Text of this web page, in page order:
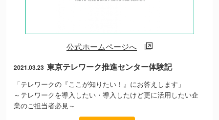
公式ホームページへ
2021.03.23 東京テレワーク推進センター体験記
「テレワークの『ここが知りたい！』にお答えします」
～テレワークを導入したい・導入したけど更に活用したい企
業のご担当者必見～